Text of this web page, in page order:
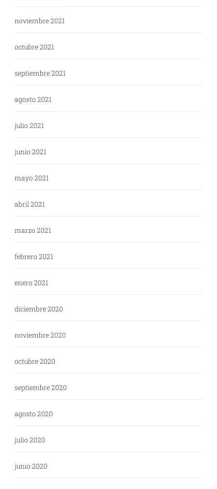
noviembre 2021
octubre 2021
septiembre 2021
agosto 2021
julio 2021
junio 2021
mayo 2021
abril 2021
marzo 2021
febrero 2021
enero 2021
diciembre 2020
noviembre 2020
octubre 2020
septiembre 2020
agosto 2020
julio 2020
junio 2020